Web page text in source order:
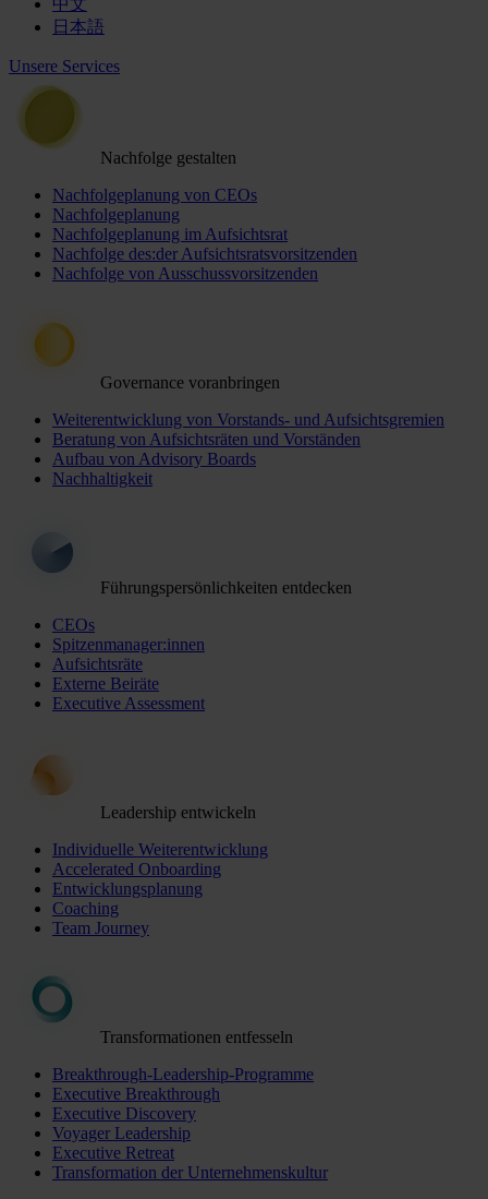
中文
日本語
Unsere Services
Nachfolge gestalten
Nachfolgeplanung von CEOs
Nachfolgeplanung
Nachfolgeplanung im Aufsichtsrat
Nachfolge des:der Aufsichtsratsvorsitzenden
Nachfolge von Ausschussvorsitzenden
Governance voranbringen
Weiterentwicklung von Vorstands- und Aufsichtsgremien
Beratung von Aufsichtsräten und Vorständen
Aufbau von Advisory Boards
Nachhaltigkeit
Führungspersönlichkeiten entdecken
CEOs
Spitzenmanager:innen
Aufsichtsräte
Externe Beiräte
Executive Assessment
Leadership entwickeln
Individuelle Weiterentwicklung
Accelerated Onboarding
Entwicklungsplanung
Coaching
Team Journey
Transformationen entfesseln
Breakthrough-Leadership-Programme
Executive Breakthrough
Executive Discovery
Voyager Leadership
Executive Retreat
Transformation der Unternehmenskultur